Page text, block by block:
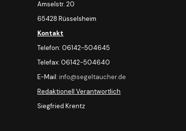
Amselstr. 20
65428 Rüsselsheim
Kontakt
Telefon: 06142-504645
Telefax: 06142-504640
E-Mail: info@segeltaucher.de
Redaktionell Verantwortlich
Siegfried Krentz